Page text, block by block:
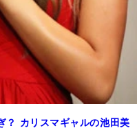
？ カリスマギャルの池田美